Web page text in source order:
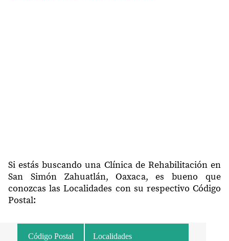
Si estás buscando una Clínica de Rehabilitación en
San Simón Zahuatlán, Oaxaca, es bueno que
conozcas las Localidades con su respectivo Código
Postal:
Código Postal Localidades